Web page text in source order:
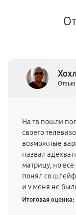
На тв пошли
своего
возможные
назвал
матрицу, но
понял со
и у меня не
телевизора,
Итоговая оценка: